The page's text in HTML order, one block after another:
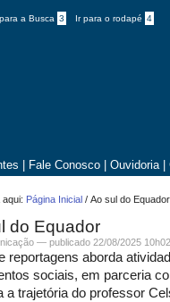
a Busca 3 Ir para o rodapé 4
Fale Conosco Ouvidoria
aqui: Página Inicial /Ao sul do Equador
do Equador
—publicado 22/08/2025
reportagens aborda
sociais, em parceria
a trajetória do professor